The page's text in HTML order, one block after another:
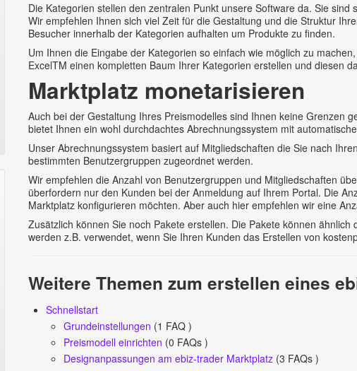
Die Kategorien stellen den zentralen Punkt unsere Software da. Sie
Wir empfehlen Ihnen sich viel Zeit für die Gestaltung und die Struktur
Besucher innerhalb der Kategorien aufhalten um Produkte zu finden.
Um Ihnen die Eingabe der Kategorien so einfach wie möglich zu
ExcelTM einen kompletten Baum Ihrer Kategorien erstellen und diesen
Marktplatz monetarisieren
Auch bei der Gestaltung Ihres Preismodelles sind Ihnen keine Grenzen
bietet Ihnen ein wohl durchdachtes Abrechnungssystem mit
Unser Abrechnungssystem basiert auf Mitgliedschaften die Sie nach
bestimmten Benutzergruppen zugeordnet werden.
Wir empfehlen die Anzahl von Benutzergruppen und Mitgliedschaften
überfordern nur den Kunden bei der Anmeldung auf Ihrem Portal. Die
Marktplatz konfigurieren möchten. Aber auch hier empfehlen wir eine
Zusätzlich können Sie noch Pakete erstellen. Die Pakete können
werden z.B. verwendet, wenn Sie Ihren Kunden das Erstellen von
Weitere Themen zum erstellen eines
Schnellstart
Grundeinstellungen (1 FAQ )
Preismodell einrichten (0 FAQs )
Designanpassungen am ebiz-trader Marktplatz (3 FAQs )